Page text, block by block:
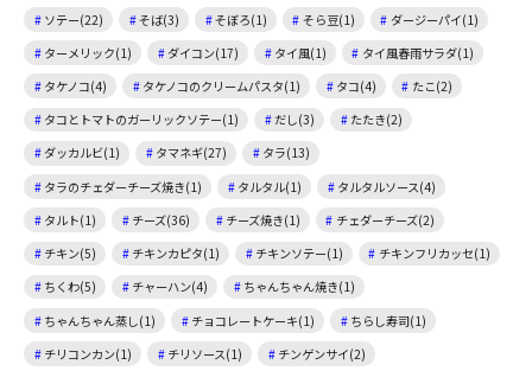
ソテー(22)
そば(3) そぼろ(1) そら豆(1)
ダージーパイ(1)
ターメリック(1)
ダイコン(17) タイ風(1)
タイ風春雨サラダ(1)
タケノコ(4)
タケノコのクリームパスタ(1) タコ(4)
たこ(2)
タコとトマトのガーリックソテー(1)
だし(3)
たたき(2)
ダッカルビ(1)
タマネギ(27)
タラ(13)
タラのチェダーチーズ焼き(1)
タルタル(1)
タルタルソース(4)
タルト(1)
チーズ(36) チーズ焼き(1)
チェダーチーズ(2)
チキン(5)
チキンカピタ(1) チキンソテー(1)
チキンフリカッセ(1)
ちくわ(5)
チャーハン(4)
ちゃんちゃん焼き(1)
ちゃんちゃん蒸し(1)
チョコレートケーキ(1)
ちらし寿司(1)
チリコンカン(1)
チリソース(1)
チンゲンサイ(2)